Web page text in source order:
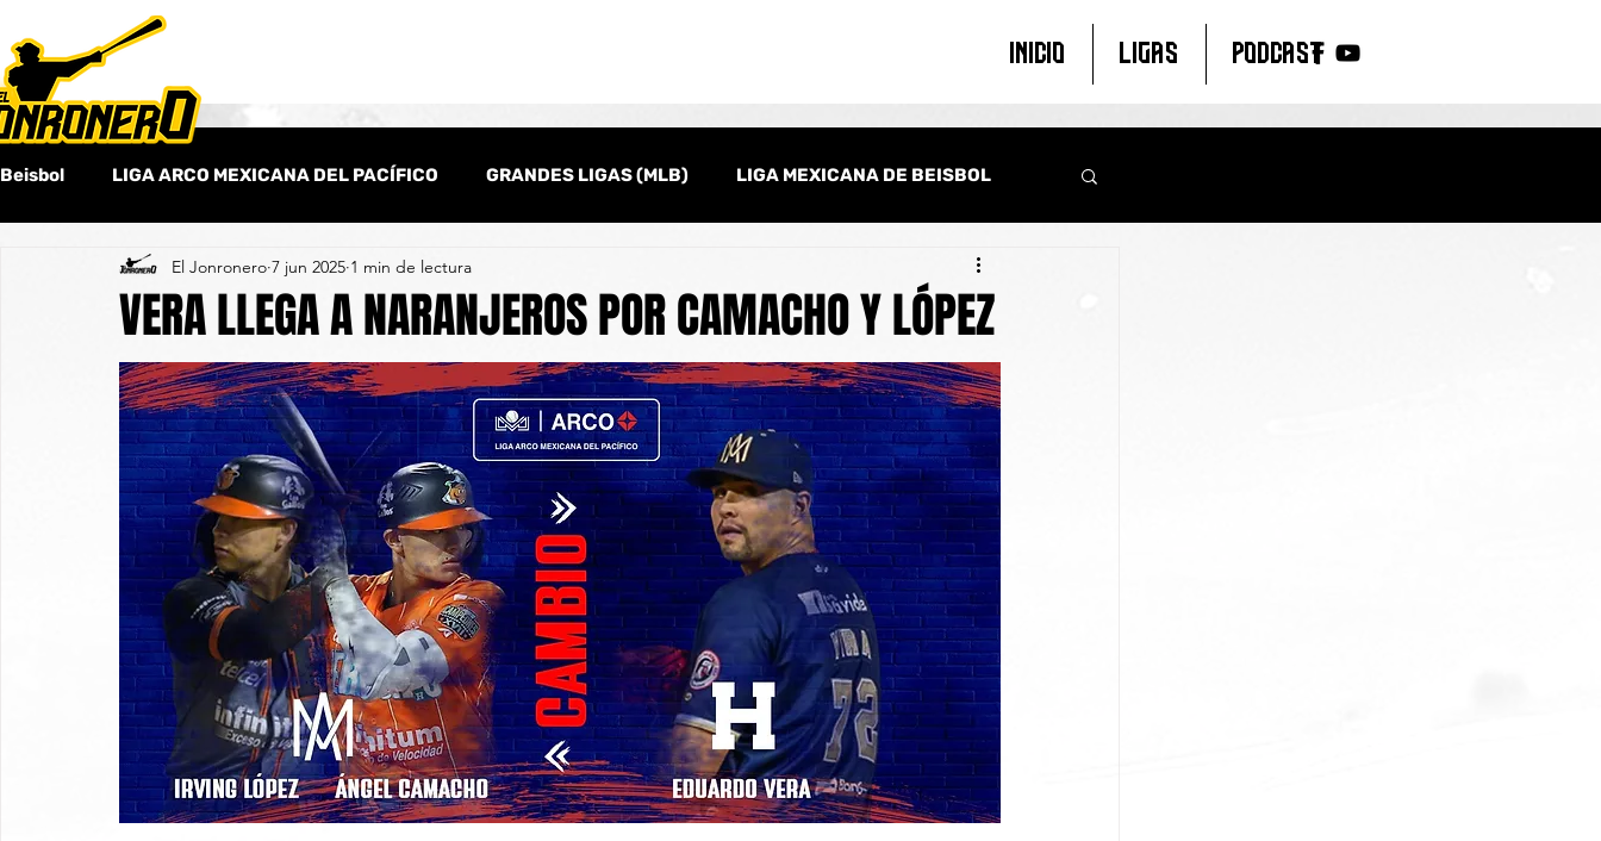
INICIO LIGAS PODCAST
Beisbol LIGA ARCO MEXICANA DEL PACÍFICO GRANDES LIGAS (MLB) LIGA MEXICANA DE BEISBOL
Beisbol Amateur Columnas Beisbol Internacional Clásico Mundial de Beisbol
VERA LLEGA A NARANJEROS POR CAMACHO Y LÓPEZ
El Jonronero 7 jun 2025 1 min de lectura